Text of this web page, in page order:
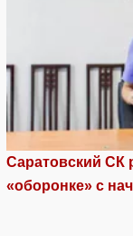
Саратовский СК
«оборонке» с